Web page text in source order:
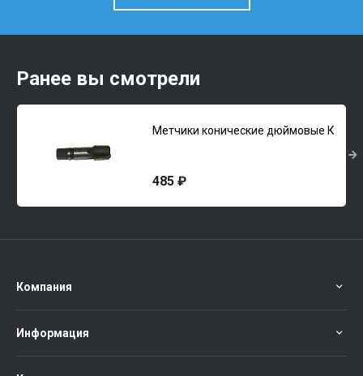
Ранее вы смотрели
Метчики конические дюймовые К
485 ₽
Компания
Информация